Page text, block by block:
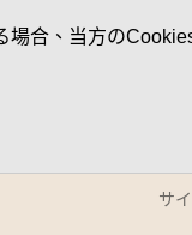
合、当方の
サ